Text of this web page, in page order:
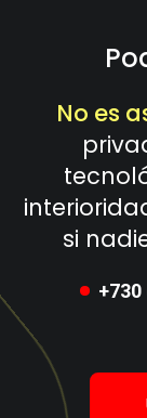
No es
si